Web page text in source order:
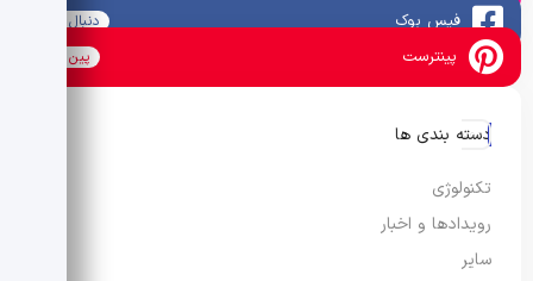
فیس بوک دنبال کنید
پینترست پین کنید
دسته بندی ها
تکنولوژی
رویدادها و اخبار
سایر